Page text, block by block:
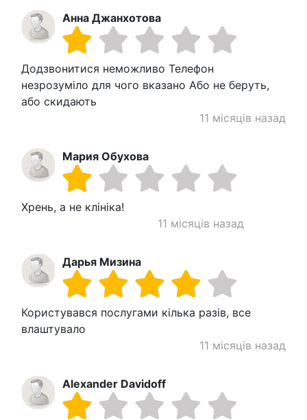
Анна Джанхотова
Додзвонитися неможливо Телефон
незрозуміло для чого вказано Або не беруть,
або скидають
11 місяців назад
Мария Обухова
Хрень, а не клініка!
11 місяців назад
Дарья Мизина
Користувався послугами кілька разів, все
влаштувало
11 місяців назад
Alexander Davidoff